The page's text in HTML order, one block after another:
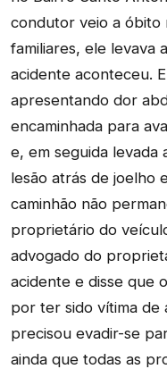
condutor veio a óbito
familiares, ele levava
acidente aconteceu.
apresentando dor
encaminhada para
e, em seguida levada
lesão atrás de joelho
caminhão não
proprietário do
advogado do
acidente e disse que
por ter sido vítima de
precisou evadir-se
ainda que todas as